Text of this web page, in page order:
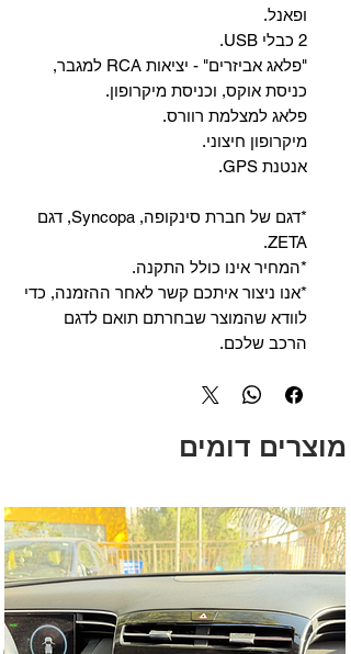
ופאנל.
2 כבלי USB.
"פלאג אביזרים" - יציאות RCA למגבר,
כניסת אוקס, וכניסת מיקרופון.
פלאג למצלמת רוורס.
מיקרופון חיצוני.
אנטנת GPS.
*דגם של חברת סינקופה, Syncopa, דגם
ZETA.
*המחיר אינו כולל התקנה.
*אנו ניצור איתכם קשר לאחר ההזמנה, כדי
לוודא שהמוצר שבחרתם תואם לדגם
הרכב שלכם.
מוצרים דומים